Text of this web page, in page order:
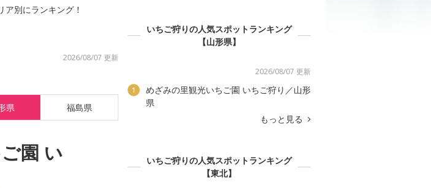
別にランキング！
2026/08/07 更新
県 福島県
園 い
いちご狩りの人気スポットランキング
【山形県】
2026/08/07 更新
1
めざみの里観光いちご園 いちご狩り／山形
県
もっと見る
いちご狩りの人気スポットランキング
【東北】